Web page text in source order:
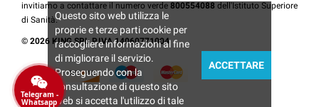
invitiamo a contattare il numero verde 800554088 dell'Istituto Superiore
di Sanità.
© 2026 KING SRL P.IVA 14060771004
Questo sito web utilizza le
proprie e terze parti cookie per
raccogliere informazioni al fine
di migliorare il servizio.
Proseguendo con la
consultazione di questo sito
web si accetta l'utilizzo di tale
ACCETTARE
Telegram -
Whatsapp